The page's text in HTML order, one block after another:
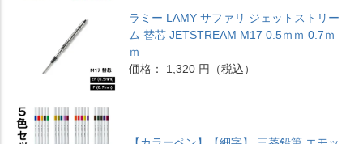
ラミー LAMY サファリ ジェットストリー
ム 替芯 JETSTREAM M17 0.5ｍｍ 0.7ｍ
ｍ
価格： 1,320 円（税込）